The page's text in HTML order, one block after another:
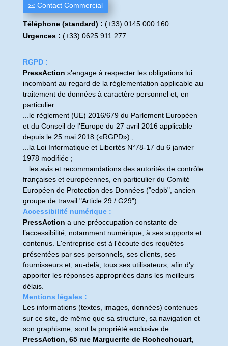
Contact Commercial
Téléphone (standard) : (+33) 0145 000 160
Urgences : (+33) 0625 911 277
RGPD :
PressAction s’engage à respecter les obligations lui
incombant au regard de la réglementation applicable au
traitement de données à caractère personnel et, en
particulier :
...le règlement (UE) 2016/679 du Parlement Européen
et du Conseil de l'Europe du 27 avril 2016 applicable
depuis le 25 mai 2018 («RGPD») ;
...la Loi Informatique et Libertés N°78-17 du 6 janvier
1978 modifiée ;
...les avis et recommandations des autorités de contrôle
françaises et européennes, en particulier du Comité
Européen de Protection des Données ("edpb", ancien
groupe de travail "Article 29 / G29").
Accessibilité numérique :
PressAction a une préoccupation constante de
l’accessibilité, notamment numérique, à ses supports et
contenus. L'entreprise est à l'écoute des requêtes
présentées par ses personnels, ses clients, ses
fournisseurs et, au-delà, tous ses utilisateurs, afin d'y
apporter les réponses appropriées dans les meilleurs
délais.
Mentions légales :
Les informations (textes, images, données) contenues
sur ce site, de même que sa structure, sa navigation et
son graphisme, sont la propriété exclusive de
PressAction, 65 rue Marguerite de Rochechouart,